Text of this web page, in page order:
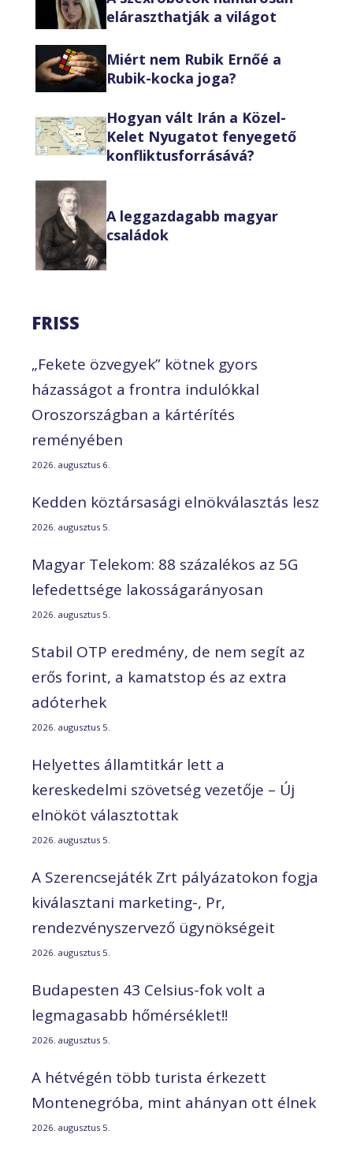
eláraszthatják a világot
Miért nem Rubik Ernőé a
Rubik-kocka joga?
Hogyan vált Irán a Közel-
Kelet Nyugatot fenyegető
konfliktusforrásává?
A leggazdagabb magyar
családok
FRISS
„Fekete özvegyek” kötnek gyors
házasságot a frontra indulókkal
Oroszországban a kártérítés
reményében
2026. augusztus 6.
Kedden köztársasági elnökválasztás lesz
2026. augusztus 5.
Magyar Telekom: 88 százalékos az 5G
lefedettsége lakosságarányosan
2026. augusztus 5.
Stabil OTP eredmény, de nem segít az
erős forint, a kamatstop és az extra
adóterhek
2026. augusztus 5.
Helyettes államtitkár lett a
kereskedelmi szövetség vezetője – Új
elnököt választottak
2026. augusztus 5.
A Szerencsejáték Zrt pályázatokon fogja
kiválasztani marketing-, Pr,
rendezvényszervező ügynökségeit
2026. augusztus 5.
Budapesten 43 Celsius-fok volt a
legmagasabb hőmérséklet!!
2026. augusztus 5.
A hétvégén több turista érkezett
Montenegróba, mint ahányan ott élnek
2026. augusztus 5.